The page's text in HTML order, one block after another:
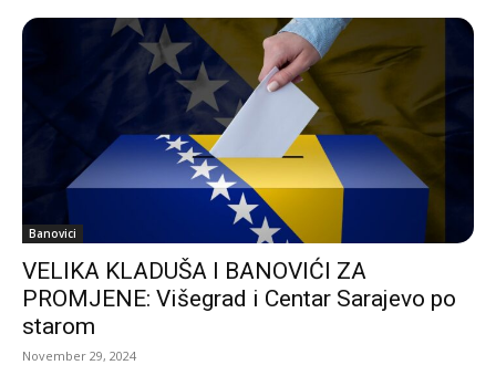
Banovici
VELIKA KLADUŠA I BANOVIĆI ZA
PROMJENE: Višegrad i Centar Sarajevo po
starom
November 29, 2024